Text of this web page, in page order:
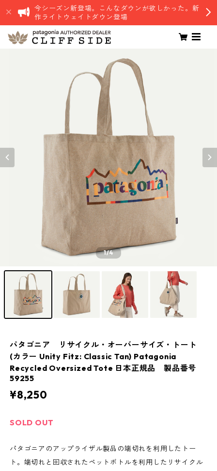
今シーズン新登場。こんなダウンが欲しかった。新
作ライトウェイトダウン登場
1/4
パタゴニア リサイクル・オーバーサイズ・トート
(カラー Unity Fitz: Classic Tan) Patagonia
Recycled Oversized Tote 日本正規品 製品番号
59255
¥8,250
SOLD OUT
パタゴニアのアップライザル製品の端切れを利用したトー
ト。端切れと回収されたペットボトルを利用したリサイクル